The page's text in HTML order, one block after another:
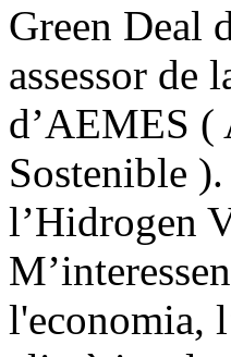
Green Deal
assessor de
d’AEMES (
Sostenible
l’Hidrogen
l'economia,